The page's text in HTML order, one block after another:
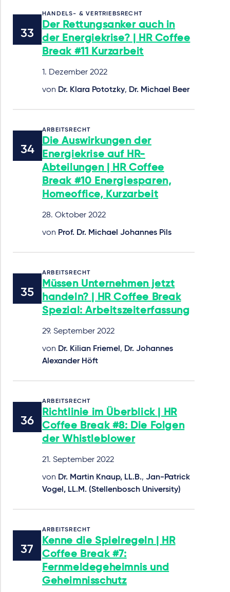
HANDELS- & VERTRIEBSRECHT
Der Rettungsanker auch in
der Energiekrise? | HR Coffee
Break #11 Kurzarbeit
1. Dezember 2022
von Dr. Klara Pototzky, Dr. Michael Beer
ARBEITSRECHT
Die Auswirkungen der
Energiekrise auf HR-
Abteilungen | HR Coffee
Break #10 Energiesparen,
Homeoffice, Kurzarbeit
28. Oktober 2022
von Prof. Dr. Michael Johannes Pils
ARBEITSRECHT
Müssen Unternehmen jetzt
handeln? | HR Coffee Break
Spezial: Arbeitszeiterfassung
29. September 2022
von Dr. Kilian Friemel , Dr. Johannes
Alexander Höft
ARBEITSRECHT
Richtlinie im Überblick | HR
Coffee Break #8: Die Folgen
der Whistleblower
21. September 2022
von Dr. Martin Knaup, LL.B., Jan-Patrick
Vogel, LL.M. (Stellenbosch University)
ARBEITSRECHT
Kenne die Spielregeln | HR
Coffee Break #7:
Fernmeldegeheimnis und
Geheimnisschutz